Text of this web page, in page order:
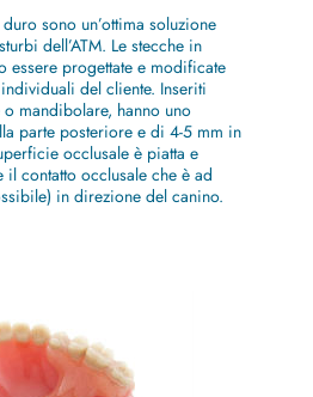
sono un’ottima soluzione
dell’ATM. Le stecche in
progettate e modificate
del cliente. Inseriti
o mandibolare, hanno uno
parte posteriore e di 4-5 mm in
occlusale è piatta e
contatto occlusale che è ad
in direzione del canino.